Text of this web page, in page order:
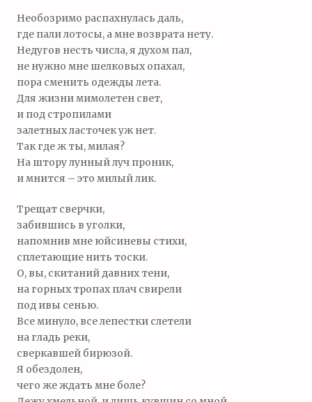
Необозримо распахнулась даль,
где пали лотосы, а мне возврата нету.
Недугов несть числа, я духом пал,
не нужно мне шелковых опахал,
пора сменить одежды лета.
Для жизни мимолетен свет,
и под стропилами
залетных ласточек уж нет.
Так где ж ты, милая?
На штору лунный луч проник,
и мнится – это милый лик.
Трещат сверчки,
забившись в уголки,
напомнив мне юйсиневы стихи,
сплетающие нить тоски.
О, вы, скитаний давних тени,
на горных тропах плач свирели
под ивы сенью.
Все минуло, все лепестки слетели
на гладь реки,
сверкавшей бирюзой.
Я обездолен,
чего же ждать мне боле?